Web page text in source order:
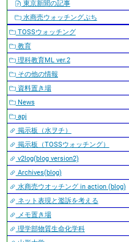
東京新聞の記事
水商売ウォッチングぷち
TOSSウォッチング
教育
理科教育ML ver.2
その他の情報
資料置き場
News
apj
掲示板（水ヲチ）
掲示板（TOSSウォッチング）
v2log(blog version2)
Archives(blog)
水商売ウオッチング in action (blog)
ネット表現と濫訴を考える
メモ置き場
理学部物質生命化学科